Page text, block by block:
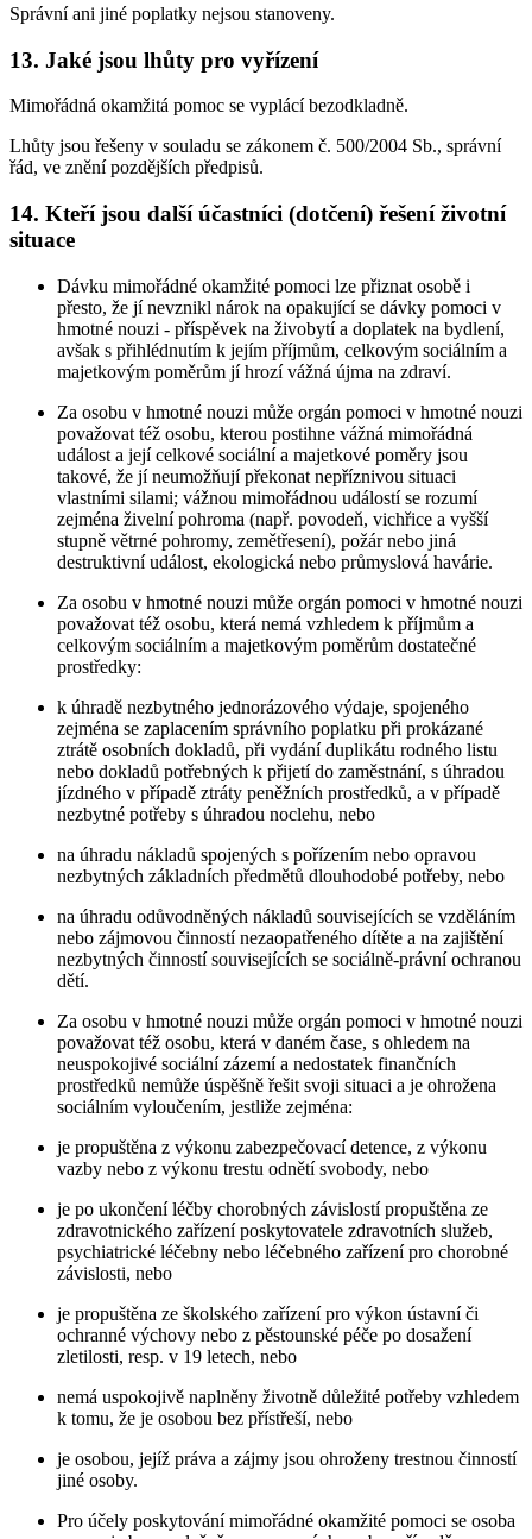
Správní ani jiné poplatky nejsou stanoveny.
13. Jaké jsou lhůty pro vyřízení
Mimořádná okamžitá pomoc se vyplácí bezodkladně.
Lhůty jsou řešeny v souladu se zákonem č. 500/2004 Sb., správní
řád, ve znění pozdějších předpisů.
14. Kteří jsou další účastníci (dotčení) řešení životní
situace
Dávku mimořádné okamžité pomoci lze přiznat osobě i
přesto, že jí nevznikl nárok na opakující se dávky pomoci v
hmotné nouzi - příspěvek na živobytí a doplatek na bydlení,
avšak s přihlédnutím k jejím příjmům, celkovým sociálním a
majetkovým poměrům jí hrozí vážná újma na zdraví.
Za osobu v hmotné nouzi může orgán pomoci v hmotné nouzi
považovat též osobu, kterou postihne vážná mimořádná
událost a její celkové sociální a majetkové poměry jsou
takové, že jí neumožňují překonat nepříznivou situaci
vlastními silami; vážnou mimořádnou událostí se rozumí
zejména živelní pohroma (např. povodeň, vichřice a vyšší
stupně větrné pohromy, zemětřesení), požár nebo jiná
destruktivní událost, ekologická nebo průmyslová havárie.
Za osobu v hmotné nouzi může orgán pomoci v hmotné nouzi
považovat též osobu, která nemá vzhledem k příjmům a
celkovým sociálním a majetkovým poměrům dostatečné
prostředky:
k úhradě nezbytného jednorázového výdaje, spojeného
zejména se zaplacením správního poplatku při prokázané
ztrátě osobních dokladů, při vydání duplikátu rodného listu
nebo dokladů potřebných k přijetí do zaměstnání, s úhradou
jízdného v případě ztráty peněžních prostředků, a v případě
nezbytné potřeby s úhradou noclehu, nebo
na úhradu nákladů spojených s pořízením nebo opravou
nezbytných základních předmětů dlouhodobé potřeby, nebo
na úhradu odůvodněných nákladů souvisejících se vzděláním
nebo zájmovou činností nezaopatřeného dítěte a na zajištění
nezbytných činností souvisejících se sociálně-právní ochranou
dětí.
Za osobu v hmotné nouzi může orgán pomoci v hmotné nouzi
považovat též osobu, která v daném čase, s ohledem na
neuspokojivé sociální zázemí a nedostatek finančních
prostředků nemůže úspěšně řešit svoji situaci a je ohrožena
sociálním vyloučením, jestliže zejména:
je propuštěna z výkonu zabezpečovací detence, z výkonu
vazby nebo z výkonu trestu odnětí svobody, nebo
je po ukončení léčby chorobných závislostí propuštěna ze
zdravotnického zařízení poskytovatele zdravotních služeb,
psychiatrické léčebny nebo léčebného zařízení pro chorobné
závislosti, nebo
je propuštěna ze školského zařízení pro výkon ústavní či
ochranné výchovy nebo z pěstounské péče po dosažení
zletilosti, resp. v 19 letech, nebo
nemá uspokojivě naplněny životně důležité potřeby vzhledem
k tomu, že je osobou bez přístřeší, nebo
je osobou, jejíž práva a zájmy jsou ohroženy trestnou činností
jiné osoby.
Pro účely poskytování mimořádné okamžité pomoci se osoba